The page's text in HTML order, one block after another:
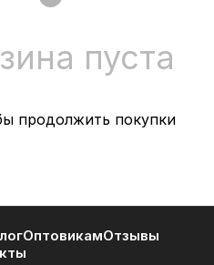
пуста
продолжить покупки
ОптовикамОтзывы